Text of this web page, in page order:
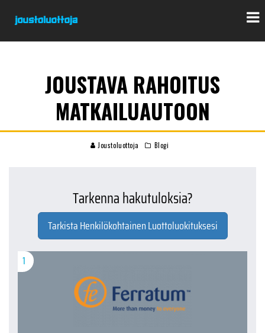
JOUSTAVA RAHOITUS
MATKAILUAUTOON
Joustoluottoja Blogi
Tarkenna hakutuloksia?
Tarkista Henkilökohtainen Luottoluokituksesi
1